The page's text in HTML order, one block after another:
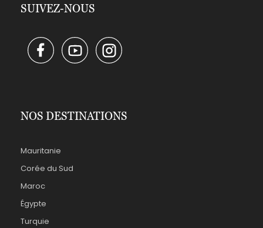
SUIVEZ-NOUS
NOS DESTINATIONS
Mauritanie
Corée du Sud
Maroc
Égypte
Turquie